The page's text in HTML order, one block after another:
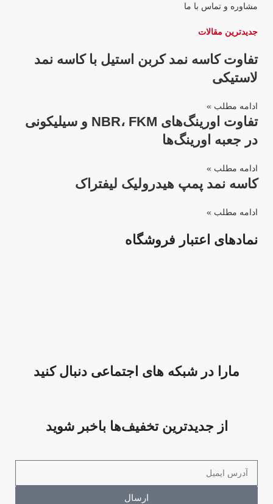
مشاوره و تماس با ما
جدیدترین مقالات
تفاوت کاسه نمد کربن استیل با کاسه نمد
لاستیکی
ادامه مطلب »
تفاوت اورینگ‌های NBR، FKM و سیلیکونی
در جعبه اورینگ‌ها
ادامه مطلب »
کاسه نمد پمپ هیدرولیک لیفتراک
ادامه مطلب »
نمادهای اعتبار فروشگاه
مارا در شبکه های اجتماعی دنبال کنید
از جدیدترین تخفیف‌ها باخبر شوید
ارسال